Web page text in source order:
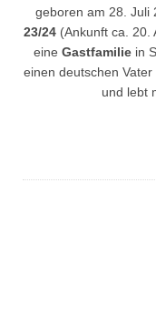
geboren am 28. Juli
23/24(Ankunft ca. 20.
eine Gastfamiliein
einen deutschen
und lebt